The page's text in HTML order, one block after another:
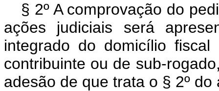
§ 2º A comprovação do
ações judiciais será
integrado do domicílio
contribuinte ou de sub-
adesão de que trata o § 2º do